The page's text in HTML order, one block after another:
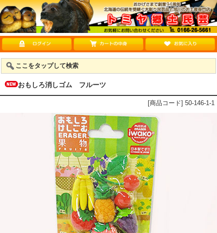
ここをタップして検索
おもしろ消しゴム フルーツ
[商品コード] 50-146-1-1